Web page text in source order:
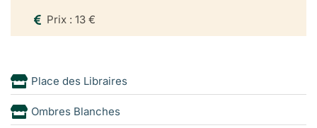
Prix : 13 €
Place des Libraires
Ombres Blanches